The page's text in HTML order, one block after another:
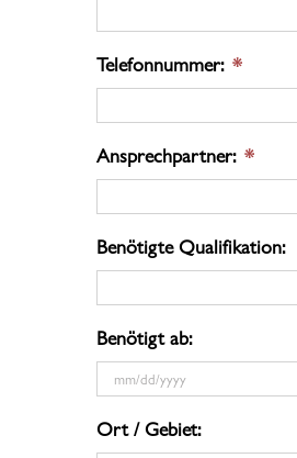
Telefonnummer: *
Ansprechpartner: *
Benötigte Qualifikation:
Benötigt ab:
Schrägstrich
Ort / Gebiet: